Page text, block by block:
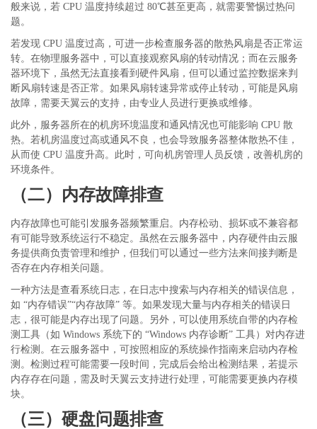
般来说，若 CPU 温度持续超过 80℃甚至更高，就需要警惕过热问
题。
若发现 CPU 温度过高，可进一步检查服务器的散热风扇是否正常运
转。在物理服务器中，可以直接观察风扇的转动情况；而在云服务
器环境下，虽然无法直接看到硬件风扇，但可以通过监控数据来判
断风扇转速是否正常。如果风扇转速异常或停止转动，可能是风扇
故障，需要天翼云的支持，由专业人员进行更换或维修。
此外，服务器所在的机房环境温度和通风情况也可能影响 CPU 散
热。若机房温度过高或通风不良，也会导致服务器整体散热不佳，
从而使 CPU 温度升高。此时，可向机房管理人员反馈，改善机房的
环境条件。
（二）内存故障排查
内存故障也可能引发服务器频繁重启。内存松动、损坏或不兼容都
有可能导致系统运行不稳定。虽然在云服务器中，内存硬件由云服
务提供商负责管理和维护，但我们可以通过一些方法来间接判断是
否存在内存相关问题。
一种方法是查看系统日志，在日志中搜索与内存相关的错误信息，
如 “内存错误”“内存故障” 等。如果发现大量与内存相关的错误日
志，很可能是内存出现了问题。另外，可以使用系统自带的内存检
测工具（如 Windows 系统下的 “Windows 内存诊断” 工具）对内存进
行检测。在云服务器中，可按照相应的系统操作指南来启动内存检
测。检测过程可能需要一段时间，完成后会给出检测结果，若提示
内存存在问题，需及时天翼云支持进行处理，可能需要更换内存模
块。
（三）硬盘问题排查